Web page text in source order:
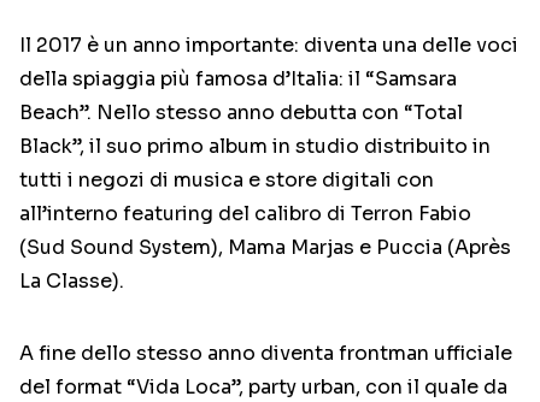
Il 2017 è un anno importante: diventa una delle voci
della spiaggia più famosa d’Italia: il “Samsara
Beach”. Nello stesso anno debutta con “Total
Black”, il suo primo album in studio distribuito in
tutti i negozi di musica e store digitali con
all’interno featuring del calibro di Terron Fabio
(Sud Sound System), Mama Marjas e Puccia (Après
La Classe).
A fine dello stesso anno diventa frontman ufficiale
del format “Vida Loca”, party urban, con il quale da